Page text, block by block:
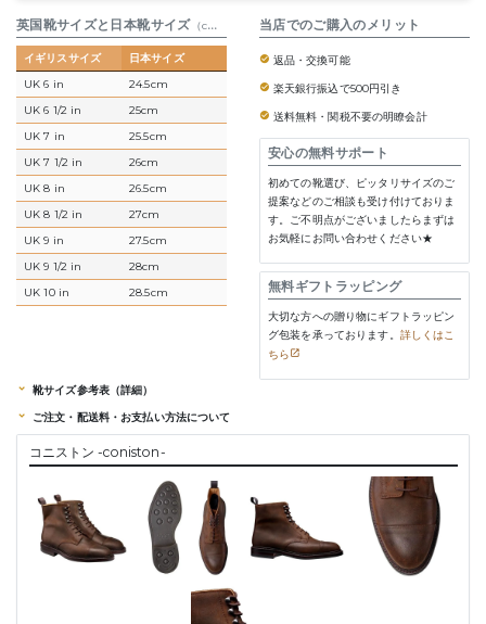
英国靴サイズと日本靴サイズ （cm） 参考表
イギリスサイズ 日本サイズ
UK 6 in 24.5cm
UK 6 1/2 in 25cm
UK 7 in 25.5cm
UK 7 1/2 in 26cm
UK 8 in 26.5cm
UK 8 1/2 in 27cm
UK 9 in 27.5cm
UK 9 1/2 in 28cm
UK 10 in 28.5cm
当店でのご購入のメリット
返品・交換可能
楽天銀行振込で500円引き
送料無料・関税不要の明瞭会計
安心の無料サポート
初めての靴選び、ピッタリサイズのご
提案などのご相談も受け付けておりま
す。ご不明点がございましたらまずは
お気軽にお問い合わせください★
無料ギフトラッピング
大切な方への贈り物にギフトラッピン
グ包装を承っております。 詳しくはこ
ちら
靴サイズ参考表（詳細）
ご注文・配送料・お支払い方法について
コニストン -coniston-